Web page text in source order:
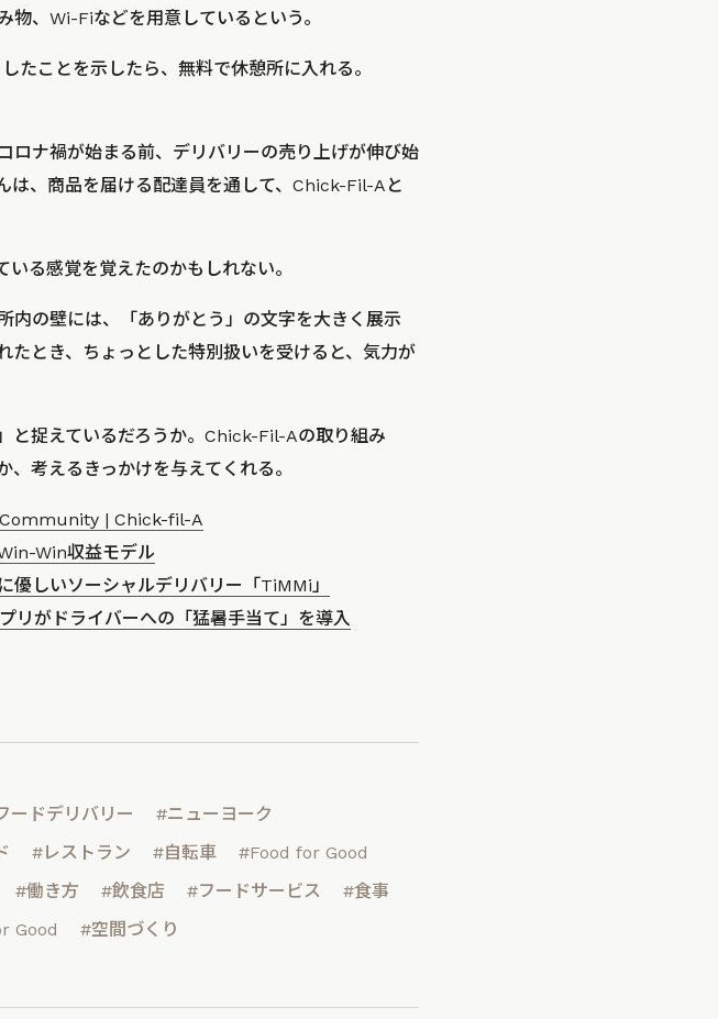
、Wi-Fiなどを用意しているという。
たことを示したら、無料で休憩所に入れる。
ロナ禍が始まる前、デリバリーの売り上げが伸び始
は、商品を届ける配達員を通して、Chick-Fil-Aと
る感覚を覚えたのかもしれない。
内の壁には、「ありがとう」の文字を大きく展示
たとき、ちょっとした特別扱いを受けると、気力が
と捉えているだろうか。Chick-Fil-Aの取り組み
考えるきっかけを与えてくれる。
| Chick-fil-A
Win収益モデル
優しいソーシャルデリバリー「TiMMi」
リがドライバーへの「猛暑手当て」を導入
ードデリバリー
#ニューヨーク
#レストラン #自転車
#Food for Good
#働き方 #飲食店 #フードサービス
#食事
Good #空間づくり